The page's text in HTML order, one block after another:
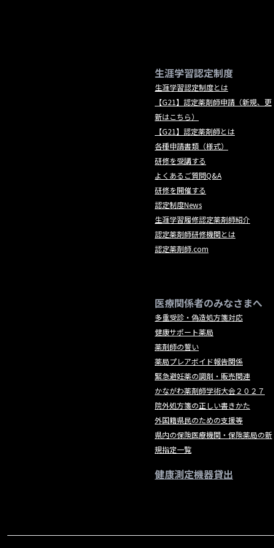
生涯学習認定制度
生涯学習認定制度とは
【G21】認定薬剤師申請（新規、更
新はこちら）
【G21】認定薬剤師とは
各種申請書類（様式）
研修を受講する
よくあるご質問Q&A
研修を開催する
認定制度News
生涯学習履修認定薬剤師紹介
認定薬剤師研修機関とは
認定薬剤師.com
医療関係者のみなさまへ
多重受診・偽造処方箋対応
健康サポート薬局
薬剤師の誓い
薬局プレアボイド報告関係
緊急避妊薬の調剤・販売関連
かながわ薬剤師学術大会２０２７
院外処方箋の正しい書きかた
外国籍県民のための支援等
県内の保険医療機関・保険薬局の新
規指定一覧
健康測定機器貸出